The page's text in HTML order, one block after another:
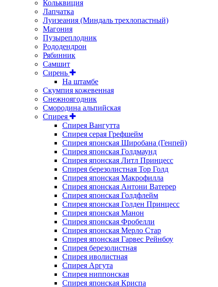
Кольквиция
Лапчатка
Луизеания (Миндаль трехлопастный)
Магония
Пузыреплодник
Рододендрон
Рябинник
Самшит
Сирень
На штамбе
Скумпия кожевенная
Снежноягодник
Смородина альпийская
Спирея
Спирея Вангутта
Спирея серая Грефшейм
Спирея японская Широбана (Генпей)
Спирея японская Голдмаунд
Спирея японская Литл Принцесс
Спирея березолистная Тор Голд
Спирея японская Макрофилла
Спирея японская Антони Ватерер
Спирея японская Голдфлейм
Спирея японская Голден Принцесс
Спирея японская Манон
Спирея японская Фробелли
Спирея японская Мерло Стар
Спирея японская Гарвес Рейнбоу
Спирея березолистная
Спирея иволистная
Спирея Аргута
Спирея ниппонская
Спирея японская Криспа